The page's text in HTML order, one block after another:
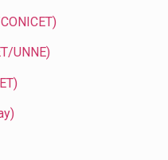
UNNE)